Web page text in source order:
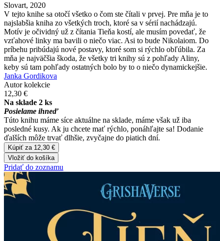
Slovart, 2020
V tejto knihe sa otočí všetko o čom ste čítali v prvej. Pre mňa je to
najslabšia kniha zo všetkých troch, ktoré sa v sérií nachádzajú.
Motív je očividný už z čítania Tieňa kostí, ale musím povedať, že
vzťahové linky ma bavili o niečo viac. Asi to bude Nikolaiom. Do
príbehu pribúdajú nové postavy, ktoré som si rýchlo obľúbila. Za
mňa je najväčšia škoda, že všetky tri knihy sú z pohľady Aliny,
keby sú tam pohľady ostatných bolo by to o niečo dynamickejšie.
Janka Gordikova
Autor kolekcie
12,30 €
Na sklade 2 ks
Posielame ihneď
Túto knihu máme síce aktuálne na sklade, máme však už iba
posledné kusy. Ak ju chcete mať rýchlo, ponáhľajte sa! Dodanie
ďalších môže trvať dlhšie, zvyčajne do piatich dní.
Kúpiť za 12,30 €
Vložiť do košíka
Pridať do zoznamu